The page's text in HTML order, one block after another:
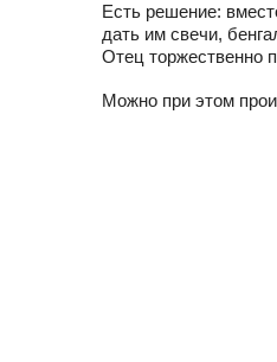
Есть решение:
дать им свечи,
Отец торжественно
Можно при этом